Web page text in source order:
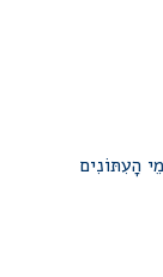
הָעִתּוֹנִים